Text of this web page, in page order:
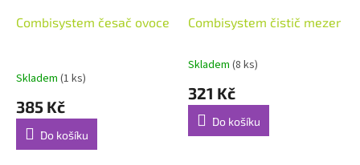
Combisystem česač ovoce
Skladem (1 ks)
385 Kč
Do košíku
Combisystem čistič mezer
Průměrné
produktu
5,0
Skladem (8 ks)
321 Kč
Do košíku